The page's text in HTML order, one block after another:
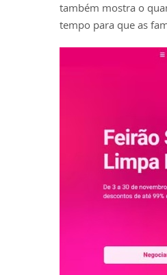
também mostra o
tempo para que as